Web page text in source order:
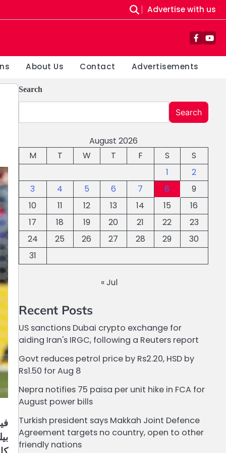
Advertise with us
About Us Contact Advertisements
Search
Search
August 2026
M
T W T F S
S
1
2
3
4 5 6 7 8
9
10
11 12 13 14 15
16
17
18 19 20 21 22
23
24
25 26 27 28 29
30
31
« Jul
Recent Posts
US sanctions Dubai crypto exchange for
aiding Iran's IRGC, following a Reuters report
Govt reduces petrol price by Rs2.20, HSD by
Rs1.50 for Aug 8
Nepra notifies 75 paisa per unit hike in FCA for
August power bills
Turkish president says Makkah Joint Defence
Agreement targets no country, open to other
friendly nations